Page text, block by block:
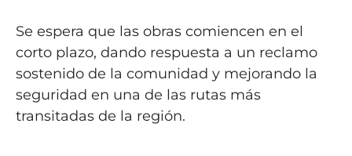
Se espera que las obras comiencen en el
corto plazo, dando respuesta a un reclamo
sostenido de la comunidad y mejorando la
seguridad en una de las rutas más
transitadas de la región.